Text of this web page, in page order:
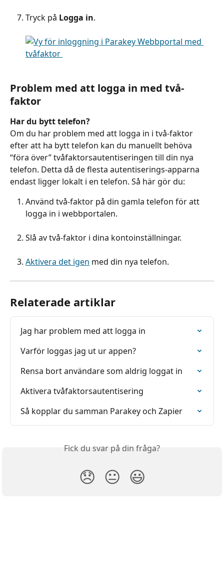
Tryck på Logga in.
Problem med att logga in med två-
faktor
Har du bytt telefon?
Om du har problem med att logga in i två-faktor
efter att ha bytt telefon kan du manuellt behöva
“föra över” tvåfaktorsautentiseringen till din nya
telefon. Detta då de flesta autentiserings-apparna
endast ligger lokalt i en telefon. Så här gör du:
Använd två-faktor på din gamla telefon för att
logga in i webbportalen.
Slå av två-faktor i dina kontoinställningar.
Aktivera det igen med din nya telefon.
Relaterade artiklar
Jag har problem med att logga in
Varför loggas jag ut ur appen?
Rensa bort användare som aldrig loggat in
Aktivera tvåfaktorsautentisering
Så kopplar du samman Parakey och Zapier
Fick du svar på din fråga?
😞 😐 😃